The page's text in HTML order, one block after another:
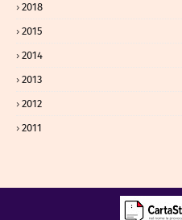
2018
2015
2014
2013
2012
2011